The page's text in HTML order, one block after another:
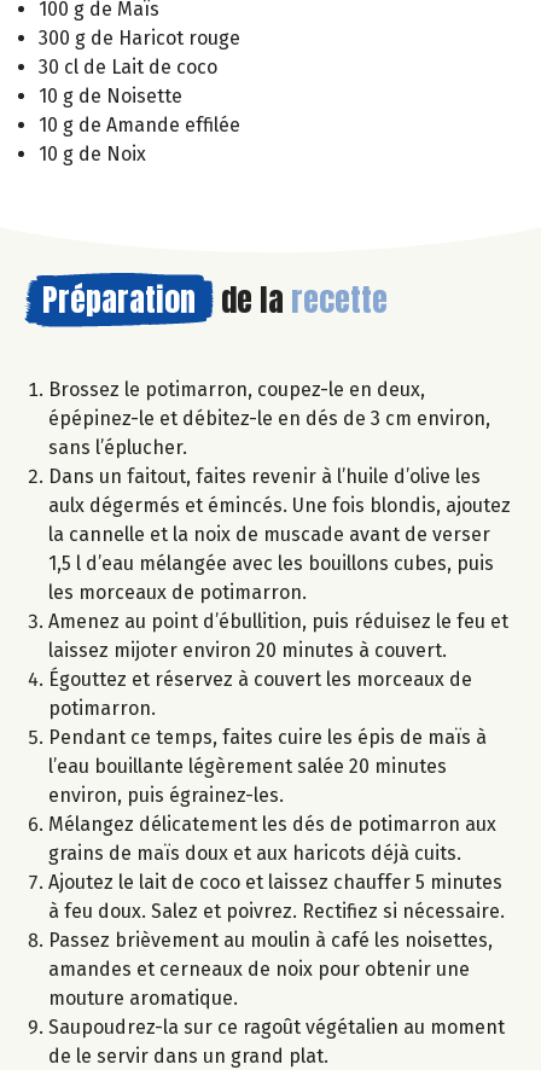
100 g de Maïs
300 g de Haricot rouge
30 cl de Lait de coco
10 g de Noisette
10 g de Amande effilée
10 g de Noix
Préparation de la recette
Brossez le potimarron, coupez-le en deux,
épépinez-le et débitez-le en dés de 3 cm environ,
sans l’éplucher.
Dans un faitout, faites revenir à l’huile d’olive les
aulx dégermés et émincés. Une fois blondis, ajoutez
la cannelle et la noix de muscade avant de verser
1,5 l d’eau mélangée avec les bouillons cubes, puis
les morceaux de potimarron.
Amenez au point d’ébullition, puis réduisez le feu et
laissez mijoter environ 20 minutes à couvert.
Égouttez et réservez à couvert les morceaux de
potimarron.
Pendant ce temps, faites cuire les épis de maïs à
l’eau bouillante légèrement salée 20 minutes
environ, puis égrainez-les.
Mélangez délicatement les dés de potimarron aux
grains de maïs doux et aux haricots déjà cuits.
Ajoutez le lait de coco et laissez chauffer 5 minutes
à feu doux. Salez et poivrez. Rectifiez si nécessaire.
Passez brièvement au moulin à café les noisettes,
amandes et cerneaux de noix pour obtenir une
mouture aromatique.
Saupoudrez-la sur ce ragoût végétalien au moment
de le servir dans un grand plat.